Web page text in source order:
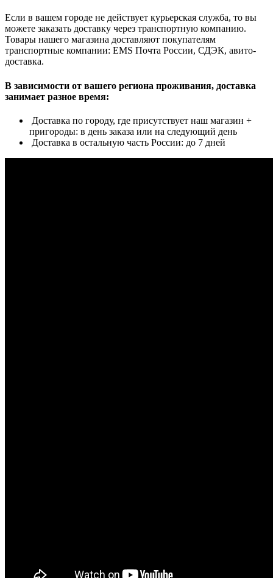
Если в вашем городе не действует курьерская служба, то вы
можете заказать доставку через транспортную компанию.
Товары нашего магазина доставляют покупателям
транспортные компании: EMS Почта России, СДЭК, авито-
доставка.
В зависимости от вашего региона проживания, доставка
занимает разное время:
Доставка по городу, где присутствует наш магазин +
пригороды: в день заказа или на следующий день
Доставка в остальную часть России: до 7 дней